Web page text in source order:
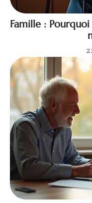
Famille :